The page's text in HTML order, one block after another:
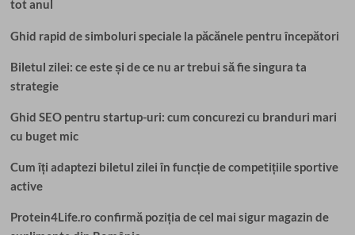
tot anul
Ghid rapid de simboluri speciale la păcănele pentru începători
Biletul zilei: ce este și de ce nu ar trebui să fie singura ta
strategie
Ghid SEO pentru startup-uri: cum concurezi cu branduri mari
cu buget mic
Cum îți adaptezi biletul zilei în funcție de competițiile sportive
active
Protein4Life.ro confirmă poziția de cel mai sigur magazin de